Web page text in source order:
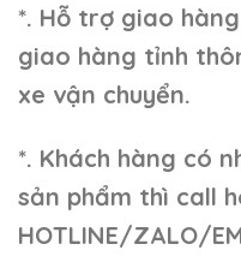
*. Hỗ trợ giao
giao hàng tỉnh
xe vận chuyển.
*. Khách hàng có
sản phẩm thì call
HOTLINE/ZALO/